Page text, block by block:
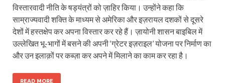
विस्तारवादी नीति के षड्यंत्रों को ज़ाहिर किया। उन्होंने कहा कि
साम्राज्यवादी शक्ति के माध्यम से अमेरिका और इज़रायल दशकों से दूसरे
देशों में हस्तक्षेप कर अपना विस्तार कर रहे हैं। ज़ायोनी शासन बाइबिल में
उल्लेखित भू-भागों में बसने की अपनी ‘ग्रेटर इज़राइल’ योजना पर निर्माण का
और उन इलाक़ों पर कब्ज़ा कर अपने में मिलाने का काम कर रहा है।
READ MORE